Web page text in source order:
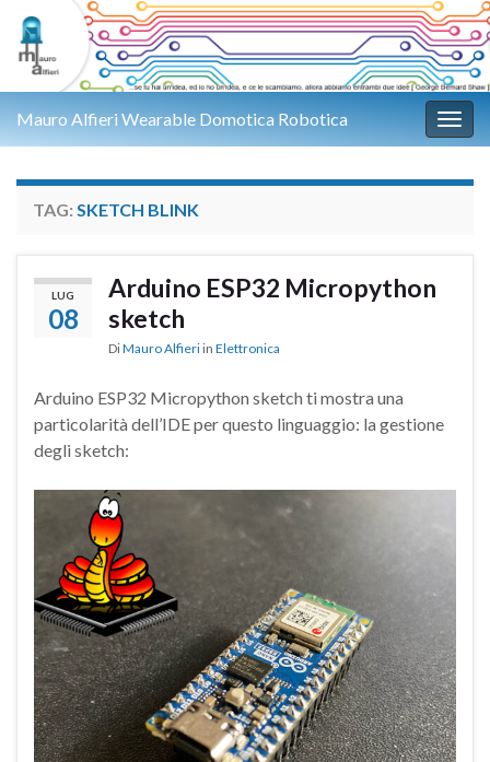
Mauro Alfieri Wearable Domotica Robotica
TAG: SKETCH BLINK
LUG
08
Arduino ESP32 Micropython
sketch
DiMauro Alfieri in Elettronica
Arduino ESP32 Micropython sketch ti mostra una
particolarità dell’IDE per questo linguaggio: la gestione
degli sketch: